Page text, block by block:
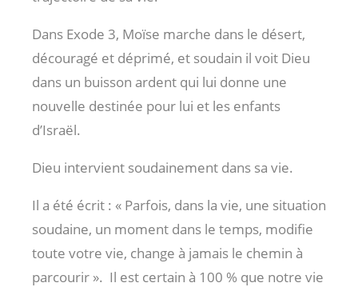
Dans Exode 3, Moïse marche dans le désert,
découragé et déprimé, et soudain il voit Dieu
dans un buisson ardent qui lui donne une
nouvelle destinée pour lui et les enfants
d’Israël.
Dieu intervient soudainement dans sa vie.
Il a été écrit : « Parfois, dans la vie, une situation
soudaine, un moment dans le temps, modifie
toute votre vie, change à jamais le chemin à
parcourir ». Il est certain à 100 % que notre vie